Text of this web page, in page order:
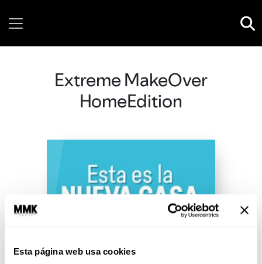
Esta página web usa cookies
Extreme MakeOver
HomeEdition